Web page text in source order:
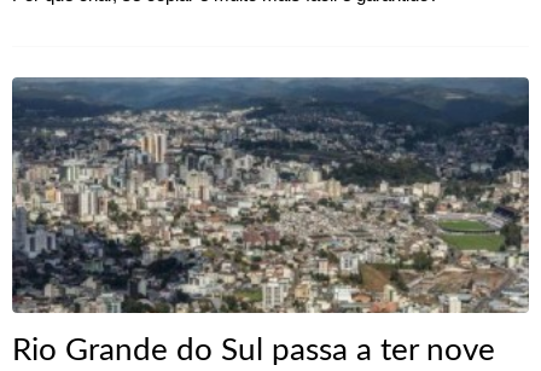
Rio Grande do Sul passa a ter nove